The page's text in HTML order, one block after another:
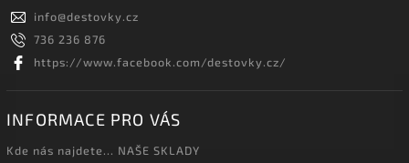
info@destovky.cz
736 236 876
https://www.facebook.com/destovky.cz/
INFORMACE PRO VÁS
Kde nás najdete... NAŠE SKLADY